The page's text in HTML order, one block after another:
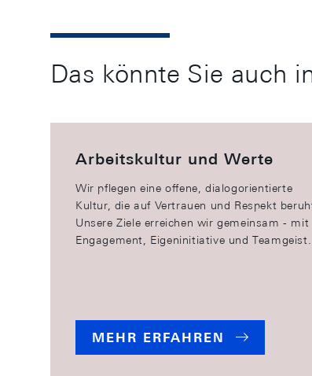
Das könnte Sie auch
Arbeitskultur und Werte
Wir pflegen eine offene, dialogorientierte
Kultur, die auf Vertrauen und Respekt
Unsere Ziele erreichen wir gemeinsam - mit
Engagement, Eigeninitiative und Teamgeist.
MEHR ERFAHREN